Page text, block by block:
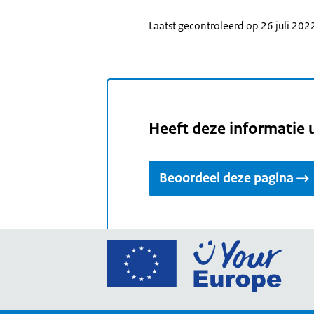
Laatst gecontroleerd op 26 juli
Heeft deze informatie
Beoordeel deze pagina
Ga